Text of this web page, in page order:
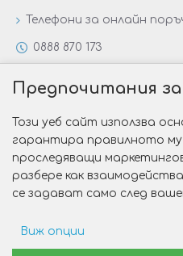
Телефони за онлайн
0888 870 173
Специални предложения
Защо да изберете
Как да изберем годежен
Предпочитания
Този уеб сайт използва
гарантира правилното му
проследяващи
разбере как
се задават само след
Виж опции